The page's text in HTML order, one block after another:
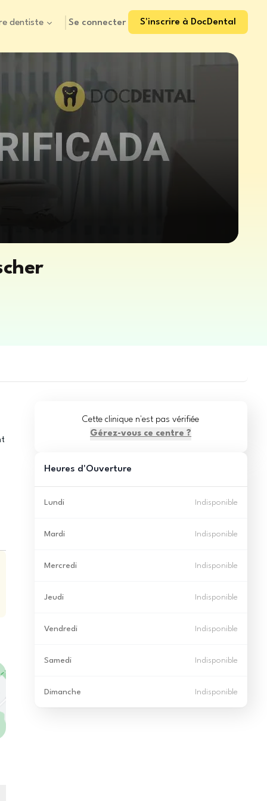
dentiste Se connecter S'inscrire à DocDental
Cette clinique n'est pas vérifiée
Gérez-vous ce centre ?
Heures d'Ouverture
Lundi Indisponible
Mardi Indisponible
Mercredi Indisponible
Jeudi Indisponible
Vendredi Indisponible
Samedi Indisponible
Dimanche Indisponible